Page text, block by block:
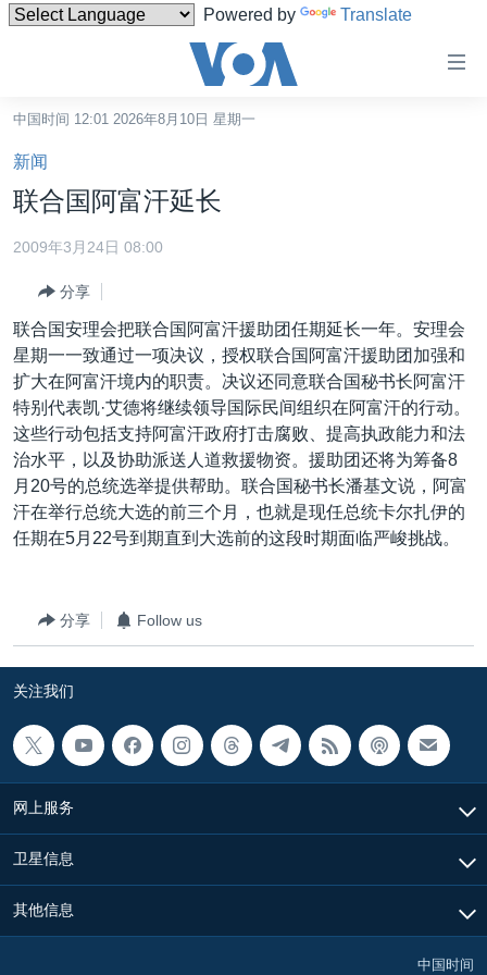
Powered by Translate
碍
链
接
跳
转
容
跳
到
导
航
转
中国
港澳
国际
最新国际新闻
印太
中东
欧洲
非洲
全球议题
分类新闻
经济·金融·贸易
人权·法律·宗教
科教·文娱·体健
军事
环境
美中关系
热点专题
白宫要闻
国会报道
美国建国250周年
埃博拉疫情
美国之音专访
重要讲话与声明
台海两岸关系
南中国海争端
关注西藏
关注新疆
VOA视频
VOA今日焦点
关注我们
其他语言网站
中国时间 12:01 2026年8月10日 星期一
新闻
联合国阿富汗延长
2009年3月24日 08:00
分享
联合国安理会把联合国阿富汗援助团任期延长一年。安理会
星期一一致通过一项决议，授权联合国阿富汗援助团加强和
扩大在阿富汗境内的职责。决议还同意联合国秘书长阿富汗
特别代表凯·艾德将继续领导国际民间组织在阿富汗的行动。
这些行动包括支持阿富汗政府打击腐败、提高执政能力和法
治水平，以及协助派送人道救援物资。援助团还将为筹备8
月20号的总统选举提供帮助。联合国秘书长潘基文说，阿富
汗在举行总统大选的前三个月，也就是现任总统卡尔扎伊的
任期在5月22号到期直到大选前的这段时期面临严峻挑战。
分享 Follow us
关注我们
网上服务
卫星信息
其他信息
中国时间